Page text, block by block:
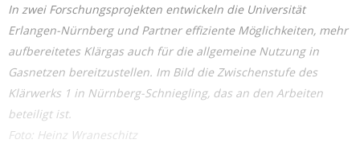
In zwei Forschungsprojekten entwickeln die Universität
Erlangen-Nürnberg und Partner effiziente Möglichkeiten, mehr
aufbereitetes Klärgas auch für die allgemeine Nutzung in
Gasnetzen bereitzustellen. Im Bild die Zwischenstufe des
Klärwerks 1 in Nürnberg-Schniegling, das an den Arbeiten
beteiligt ist.
Foto: Heinz Wraneschitz